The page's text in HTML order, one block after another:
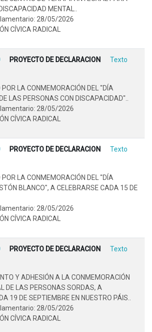
MENTAL..
28/05/2026
CÍVICA RADICAL
PROYECTO DE DECLARACION
Texto
POR LA CONMEMORACIÓN DEL "DÍA
LAS PERSONAS CON DISCAPACIDAD"..
28/05/2026
CÍVICA RADICAL
PROYECTO DE DECLARACION
Texto
POR LA CONMEMORACIÓN DEL "DÍA
BLANCO", A CELEBRARSE CADA 15 DE
28/05/2026
CÍVICA RADICAL
PROYECTO DE DECLARACION
Texto
Y ADHESIÓN A LA CONMEMORACIÓN
DE LAS PERSONAS SORDAS, A
19 DE SEPTIEMBRE EN NUESTRO PÁIS..
28/05/2026
CÍVICA RADICAL